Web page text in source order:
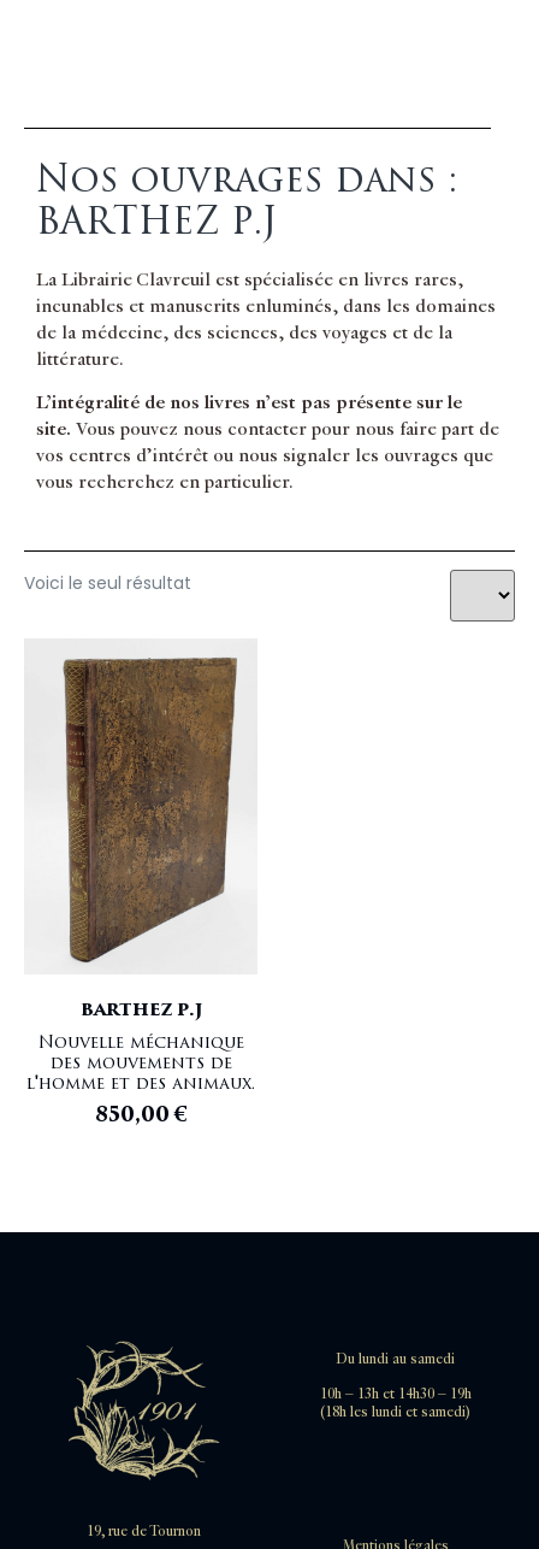
Nos ouvrages dans :
BARTHEZ P.J
La Librairie Clavreuil est spécialisée en livres rares,
incunables et manuscrits enluminés, dans les domaines
de la médecine, des sciences, des voyages et de la
littérature.
L’intégralité de nos livres n’est pas présente sur le
site. Vous pouvez nous contacter pour nous faire part de
vos centres d’intérêt ou nous signaler les ouvrages que
vous recherchez en particulier.
Voici le seul résultat
BARTHEZ P.J
Nouvelle méchanique
des mouvements de
l'homme et des animaux.
850,00€
Du lundi au samedi
10h – 13h et 14h30 – 19h
(18h les lundi et samedi)
19, rue de Tournon
Mentions légales